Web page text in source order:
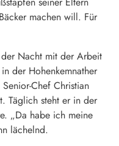
machen will. Für
Nacht mit der Arbeit
der Hohenkemnather
Chef Christian
Täglich steht er in der
„Da habe ich meine
lächelnd.